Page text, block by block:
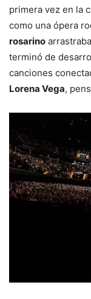
primera vez en la
como una ópera
rosarino
terminó de
canciones
Lorena Vega,